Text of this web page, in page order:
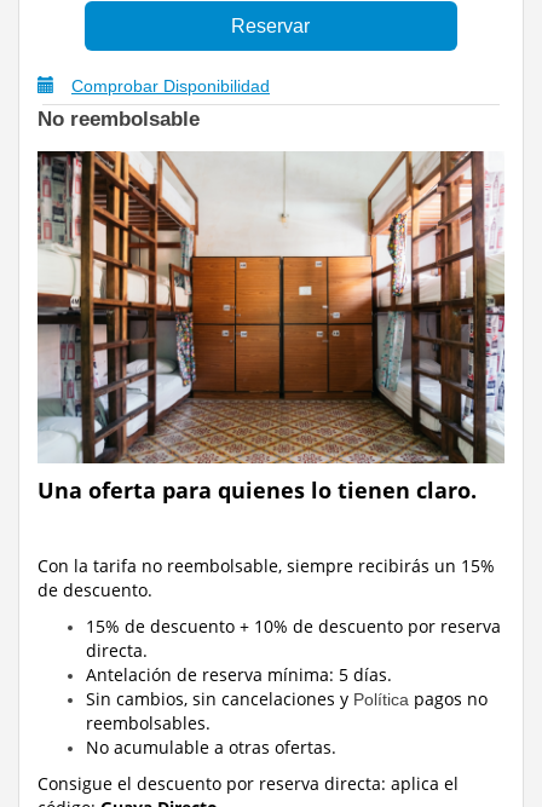
Comprobar Disponibilidad
No reembolsable
Una oferta para quienes lo tienen claro.
Con la tarifa no reembolsable, siempre recibirás un 15%
de descuento.
15% de descuento + 10% de descuento por reserva
directa.
Antelación de reserva mínima: 5 días.
Sin cambios, sin cancelaciones y Política pagos no
reembolsables.
No acumulable a otras ofertas.
Consigue el descuento por reserva directa: aplica el